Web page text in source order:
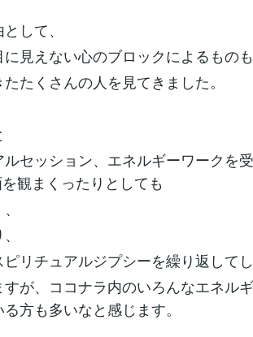
して、
見えない心のブロックによるもの
たくさんの人を見てきました。
セッション、エネルギーワークを
観まくったりとしても
リチュアルジプシーを繰り返して
が、ココナラ内のいろんなエネル
方も多いなと感じます。